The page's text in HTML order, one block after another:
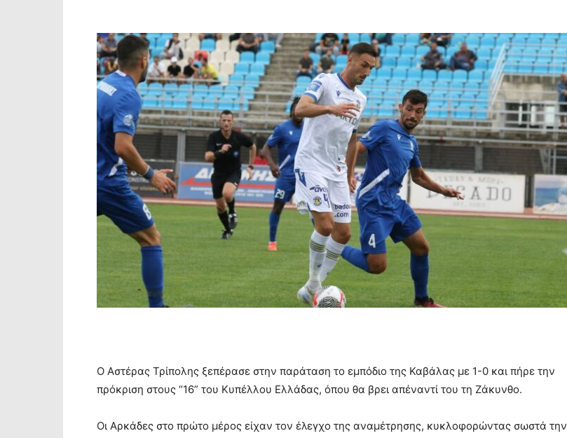
Ο Αστέρας Τρίπολης ξεπέρασε στην παράταση το εμπόδιο της Καβάλας με 1-0 και πήρε την
πρόκριση στους “16” του Κυπέλλου Ελλάδας, όπου θα βρει απέναντί του τη Ζάκυνθο.
Οι Αρκάδες στο πρώτο μέρος είχαν τον έλεγχο της αναμέτρησης, κυκλοφορώντας σωστά την